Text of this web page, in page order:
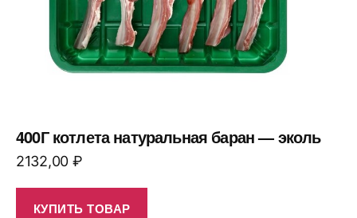
400Г котлета натуральная баран — эколь
2132,00 ₽
КУПИТЬ ТОВАР